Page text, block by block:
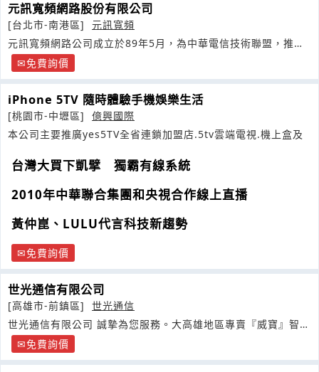
元訊寬頻網路股份有限公司
[台北市-南港區]
元訊寬頻
元訊寬頻網路公司成立於89年5月，為中華電信技術聯盟，推廣
中華電信的
免費詢價
iPhone 5TV 隨時體驗手機娛樂生活
[桃園市-中壢區]
億興國際
本公司主要推廣yes5TV全省連鎖加盟店.5tv雲端電視.機上盒及
台灣大買下凱擘 獨霸有線系統
2010年中華聯合集團和央視合作線上直播
黃仲崑、LULU代言科技新趨勢
免費詢價
世光通信有限公司
[高雄市-前鎮區]
世光通信
世光通信有限公司 誠摯為您服務。大高雄地區專賣『威寶』智慧
型手機的先驅
免費詢價